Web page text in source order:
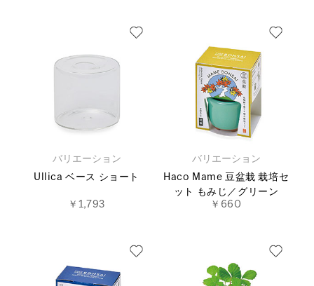
バリエーション
Ullica ベース ショート
￥1,793
バリエーション
Haco Mame 豆盆栽 栽培セ
ット もみじ／グリーン
￥660